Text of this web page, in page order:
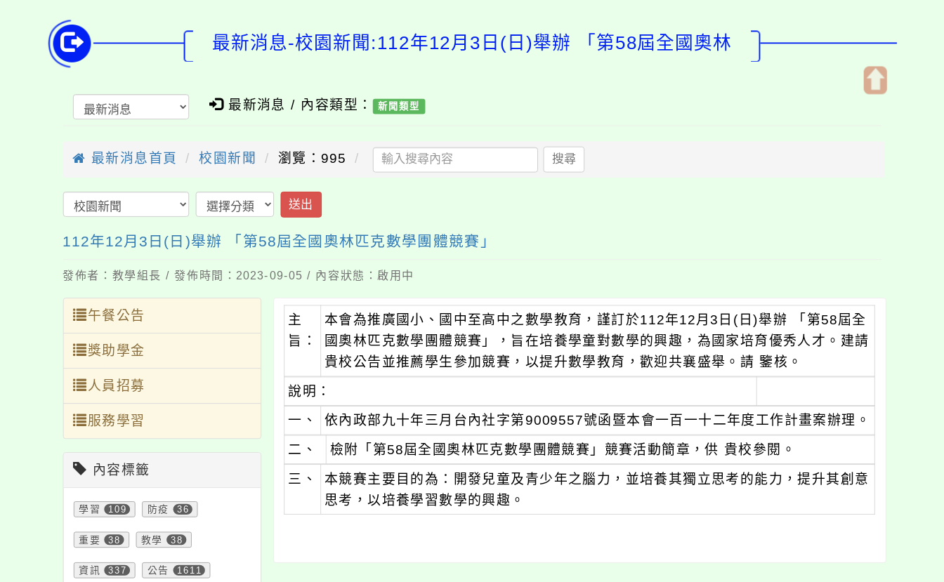
最新消息-校園新聞:112年12月3日(日)舉辦 「第58屆全國奧林
最新消息 / 內容類型： 新聞類型
最新消息首頁 校園新聞 瀏覽：995 搜尋
送出
112年12月3日(日)舉辦 「第58屆全國奧林匹克數學團體競賽」
發佈者：教學組長 / 發佈時間：2023-09-05 / 內容狀態：啟用中
午餐公告
獎助學金
人員招募
服務學習
內容標籤
學習 109 防疫 36
重要 38 教學 38
資訊 337 公告 1611
主
旨：
本會為推廣國小、國中至高中之數學教育，謹訂於112年12月3日(日)舉辦 「第58屆全
國奧林匹克數學團體競賽」，旨在培養學童對數學的興趣，為國家培育優秀人才。建請
貴校公告並推薦學生參加競賽，以提升數學教育，歡迎共襄盛舉。請 鑒核。
說明：
一、
依內政部九十年三月台內社字第9009557號函暨本會一百一十二年度工作計畫案辦理。
二、 檢附「第58屆全國奧林匹克數學團體競賽」競賽活動簡章，供 貴校參閱。
三、
本競賽主要目的為：開發兒童及青少年之腦力，並培養其獨立思考的能力，提升其創意
思考，以培養學習數學的興趣。